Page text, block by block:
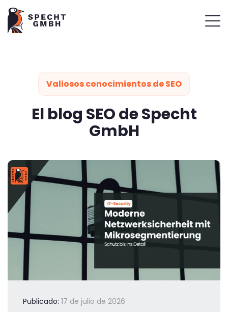
Valiosos conocimientos de SEO
El blog SEO de Specht
GmbH
Publicado: 17 de julio de 2026